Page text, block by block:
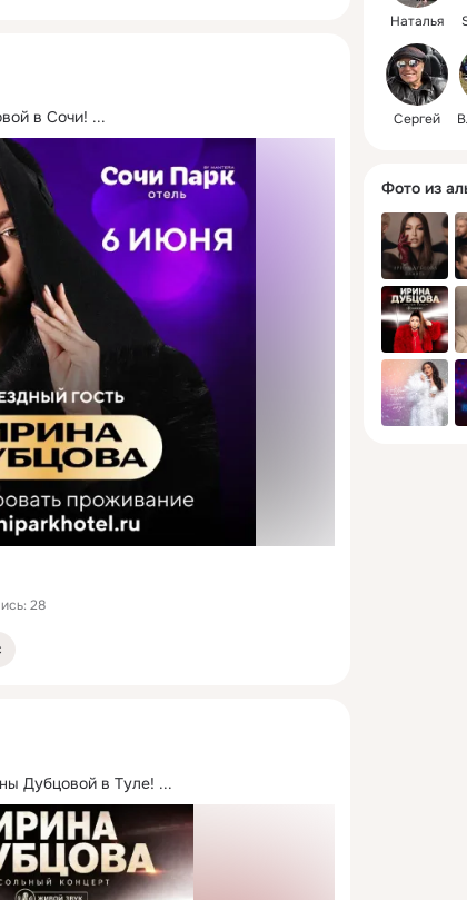
в Сочи! ...
28
Дубцовой в Туле! ...
Наталья
Сергей
Фото из